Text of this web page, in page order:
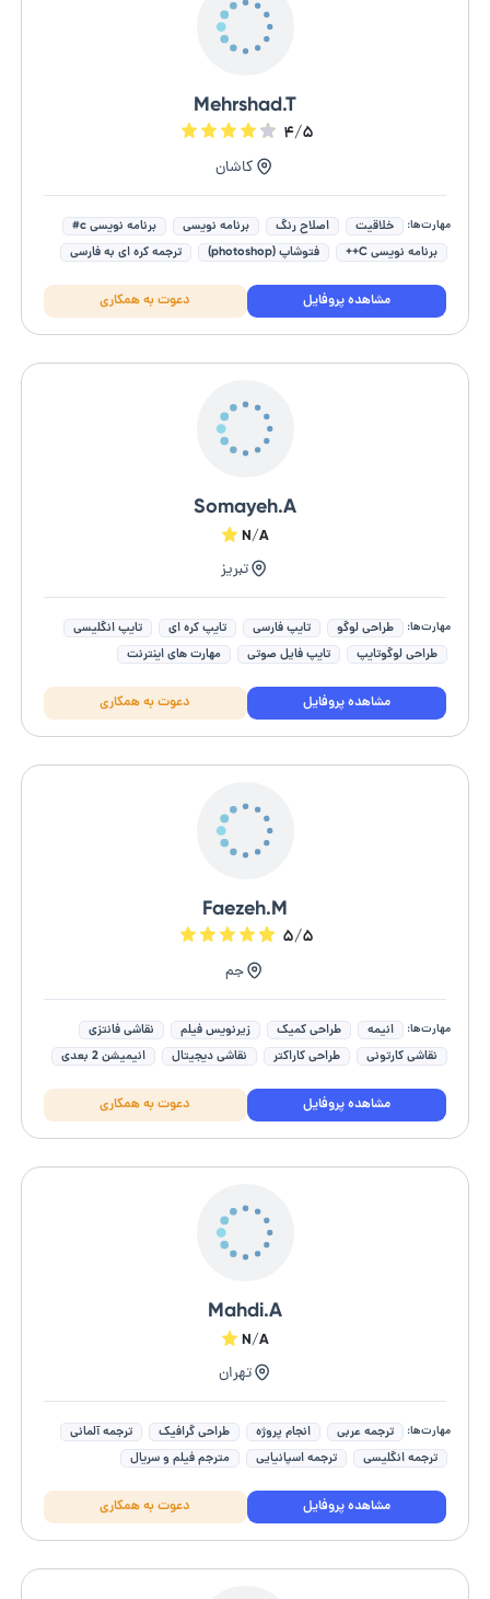
Mehrshad.T
۴/۵
کاشان
مهارت‌ها: خلاقیت اصلاح رنگ برنامه نویسی
برنامه نویسی c#
برنامه نویسی C++
فتوشاپ (photoshop)
ترجمه کره ای به فارسی
مشاهده پروفایل دعوت به همکاری
Somayeh.A
N/A
تبریز
مهارت‌ها: طراحی لوگو تایپ فارسی تایپ کره ای
تایپ انگلیسی
طراحی لوگوتایپ
تایپ فایل صوتی
مهارت های اینترنت
مشاهده پروفایل دعوت به همکاری
Faezeh.M
۵/۵
جم
مهارت‌ها: انیمه طراحی کمیک زیرنویس فیلم
نقاشی فانتزی
نقاشی کارتونی
طراحی کاراکتر نقاشی دیجیتال
انیمیشن 2 بعدی
مشاهده پروفایل دعوت به همکاری
Mahdi.A
N/A
تهران
مهارت‌ها: ترجمه عربی انجام پروژه طراحی گرافیک
ترجمه آلمانی
ترجمه انگلیسی
ترجمه اسپانیایی
مترجم فیلم و سریال
مشاهده پروفایل دعوت به همکاری